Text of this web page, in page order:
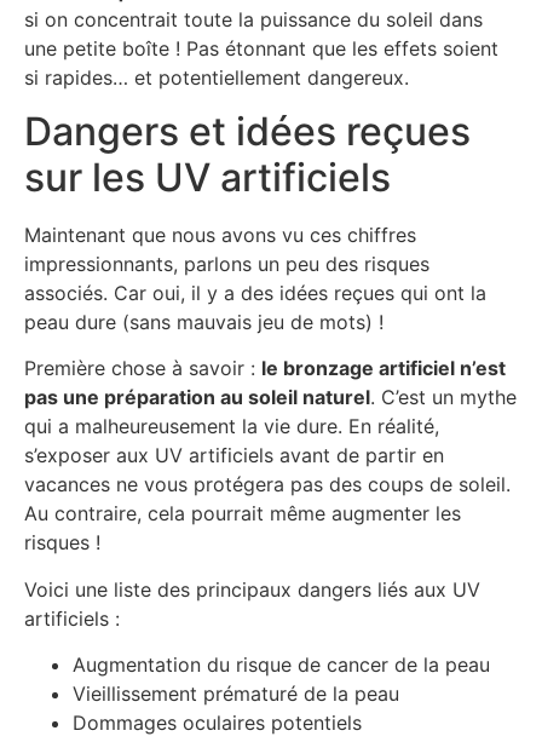
si on concentrait toute la puissance du soleil dans
une petite boîte ! Pas étonnant que les effets soient
si rapides… et potentiellement dangereux.
Dangers et idées reçues
sur les UV artificiels
Maintenant que nous avons vu ces chiffres
impressionnants, parlons un peu des risques
associés. Car oui, il y a des idées reçues qui ont la
peau dure (sans mauvais jeu de mots) !
Première chose à savoir : le bronzage artificiel n’est
pas une préparation au soleil naturel. C’est un mythe
qui a malheureusement la vie dure. En réalité,
s’exposer aux UV artificiels avant de partir en
vacances ne vous protégera pas des coups de soleil.
Au contraire, cela pourrait même augmenter les
risques !
Voici une liste des principaux dangers liés aux UV
artificiels :
Augmentation du risque de cancer de la peau
Vieillissement prématuré de la peau
Dommages oculaires potentiels